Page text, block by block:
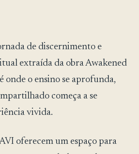
de discernimento e
extraída da obra Awakened
onde o ensino se aprofunda,
começa a se
vivida.
oferecem um espaço para